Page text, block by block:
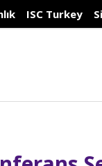
ISC Turkey